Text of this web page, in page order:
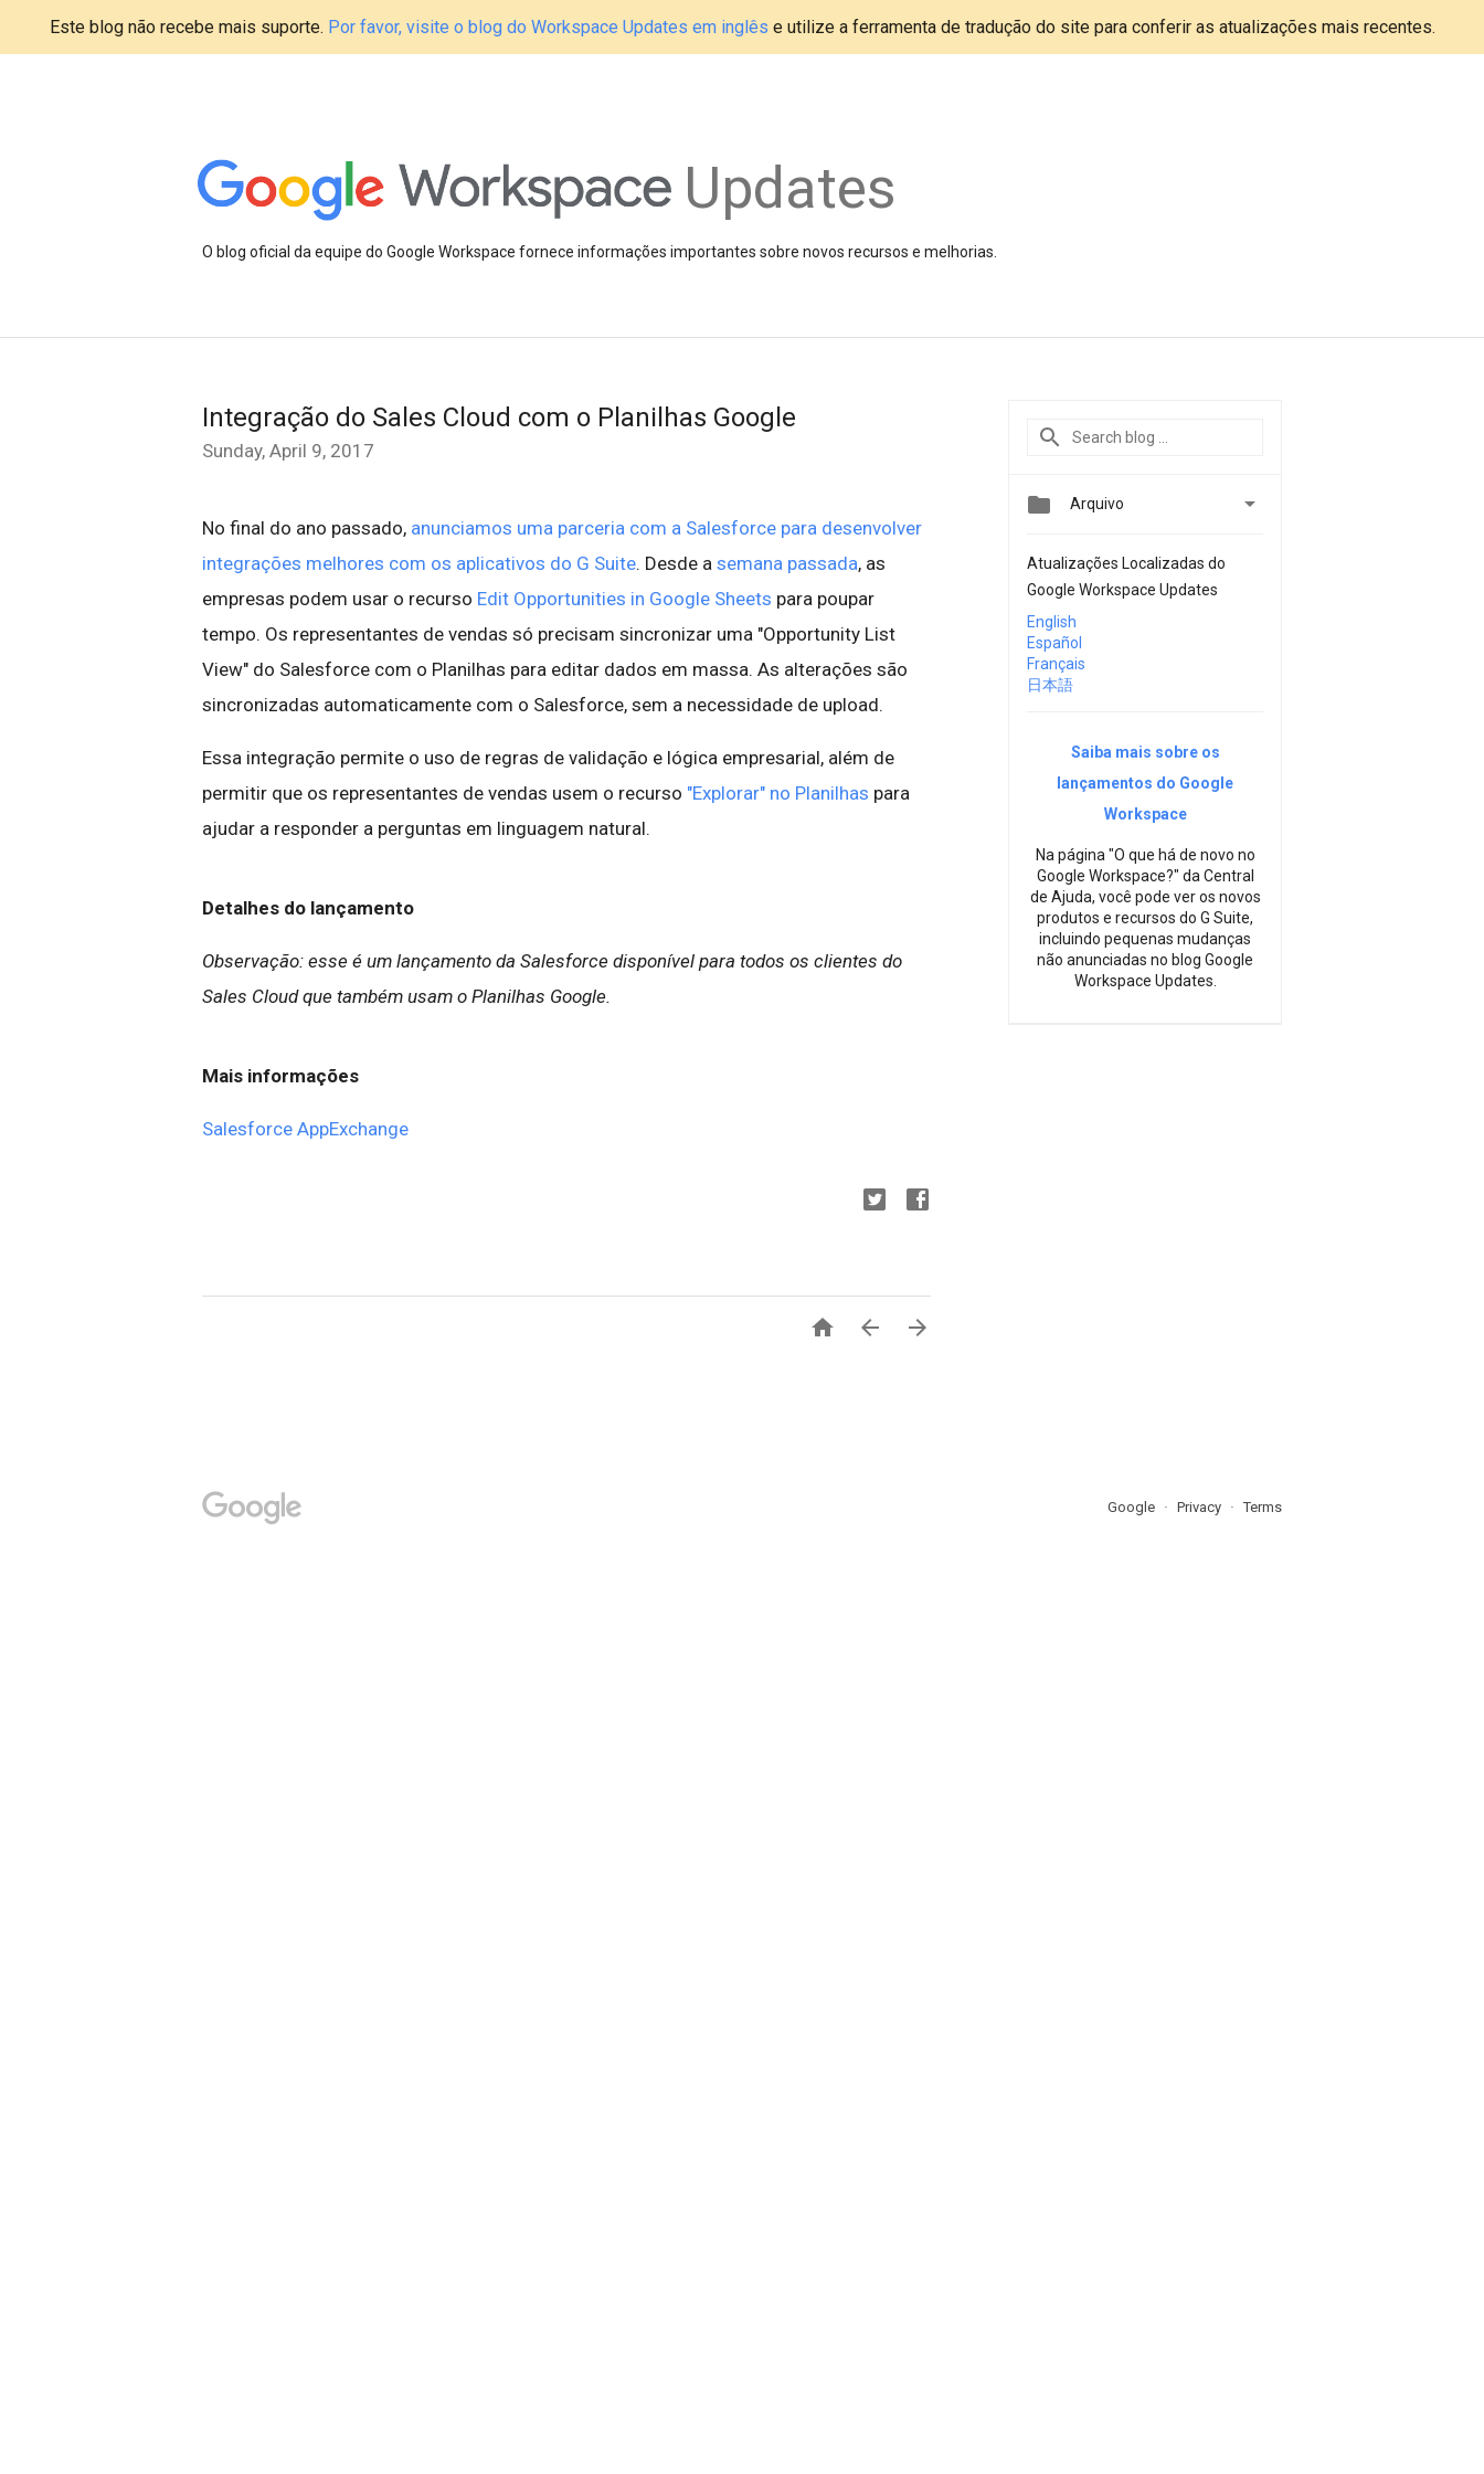
Este blog não recebe mais suporte. Por favor, visite o blog do Workspace Updates em inglês e utilize a ferramenta de tradução do site para conferir as atualizações mais recentes.
Updates
O blog oficial da equipe do Google Workspace fornece informações importantes sobre novos recursos e melhorias.
Integração do Sales Cloud com o Planilhas Google
Sunday, April 9, 2017
No final do ano passado, anunciamos uma parceria com a Salesforce para desenvolver
integrações melhores com os aplicativos do G Suite. Desde a semana passada, as
empresas podem usar o recurso Edit Opportunities in Google Sheets para poupar
tempo. Os representantes de vendas só precisam sincronizar uma "Opportunity List
View" do Salesforce com o Planilhas para editar dados em massa. As alterações são
sincronizadas automaticamente com o Salesforce, sem a necessidade de upload.
Essa integração permite o uso de regras de validação e lógica empresarial, além de
permitir que os representantes de vendas usem o recurso "Explorar" no Planilhas para
ajudar a responder a perguntas em linguagem natural.
Detalhes do lançamento
Observação: esse é um lançamento da Salesforce disponível para todos os clientes do
Sales Cloud que também usam o Planilhas Google.
Mais informações
Salesforce AppExchange
  
 Arquivo 
Atualizações Localizadas do
Google Workspace Updates
English
Español
Français
日本語
Saiba mais sobre os
lançamentos do Google
Workspace
Na página "O que há de novo no
Google Workspace?" da Central
de Ajuda, você pode ver os novos
produtos e recursos do G Suite,
incluindo pequenas mudanças
não anunciadas no blog Google
Workspace Updates.
Google Privacy Terms